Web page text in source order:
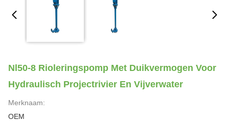
Nl50-8 Rioleringspomp Met Duikvermogen Voor
Hydraulisch Projectrivier En Vijverwater
Merknaam:
OEM